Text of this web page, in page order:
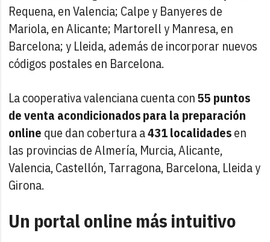
Requena, en Valencia; Calpe y Banyeres de
Mariola, en Alicante; Martorell y Manresa, en
Barcelona; y Lleida, además de incorporar nuevos
códigos postales en Barcelona.
La cooperativa valenciana cuenta con55 puntos
de venta acondicionados para la preparación
online que dan cobertura a431 localidadesen
las provincias de Almería, Murcia, Alicante,
Valencia, Castellón, Tarragona, Barcelona, Lleida y
Girona.
Un portal online más intuitivo